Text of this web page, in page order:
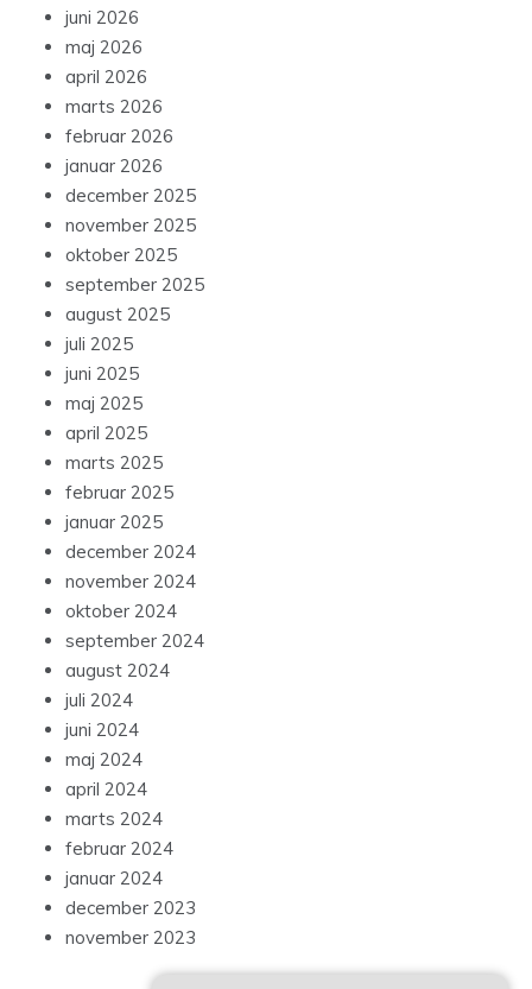
juni 2026
maj 2026
april 2026
marts 2026
februar 2026
januar 2026
december 2025
november 2025
oktober 2025
september 2025
august 2025
juli 2025
juni 2025
maj 2025
april 2025
marts 2025
februar 2025
januar 2025
december 2024
november 2024
oktober 2024
september 2024
august 2024
juli 2024
juni 2024
maj 2024
april 2024
marts 2024
februar 2024
januar 2024
december 2023
november 2023